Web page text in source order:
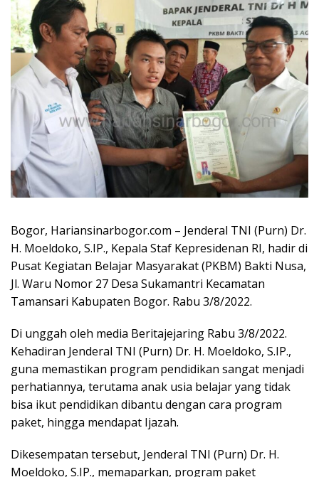
Bogor, Hariansinarbogor.com – Jenderal TNI (Purn) Dr.
H. Moeldoko, S.IP., Kepala Staf Kepresidenan RI, hadir di
Pusat Kegiatan Belajar Masyarakat (PKBM) Bakti Nusa,
Jl. Waru Nomor 27 Desa Sukamantri Kecamatan
Tamansari Kabupaten Bogor. Rabu 3/8/2022.
Di unggah oleh media Beritajejaring Rabu 3/8/2022.
Kehadiran Jenderal TNI (Purn) Dr. H. Moeldoko, S.IP.,
guna memastikan program pendidikan sangat menjadi
perhatiannya, terutama anak usia belajar yang tidak
bisa ikut pendidikan dibantu dengan cara program
paket, hingga mendapat Ijazah.
Dikesempatan tersebut, Jenderal TNI (Purn) Dr. H.
Moeldoko, S.IP., memaparkan, program paket